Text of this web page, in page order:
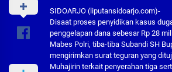
SIDOARJO (liputansidoarjo.com)-
Disaat proses penyidikan kasus
penggelapan dana sebesar Rp 28
Mabes Polri, tiba-tiba Subandi SH
mengirimkan surat teguran yang
Muhajirin terkait penyerahan tiga